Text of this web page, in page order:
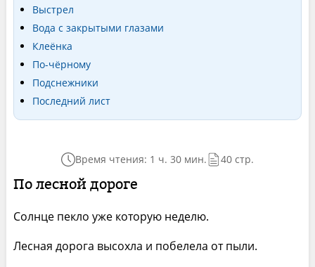
Выстрел
Вода с закрытыми глазами
Клеёнка
По-чёрному
Подснежники
Последний лист
Время чтения: 1 ч. 30 мин. 40 стр.
По лесной дороге
Солнце пекло уже которую неделю.
Лесная дорога высохла и побелела от пыли.